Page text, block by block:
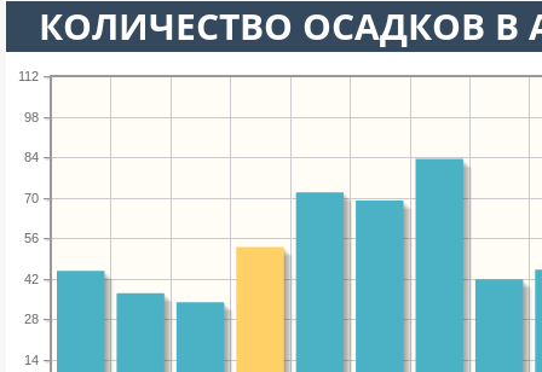
КОЛИЧЕСТВО ОСАДКОВ В
14
28
42
56
70
84
98
112